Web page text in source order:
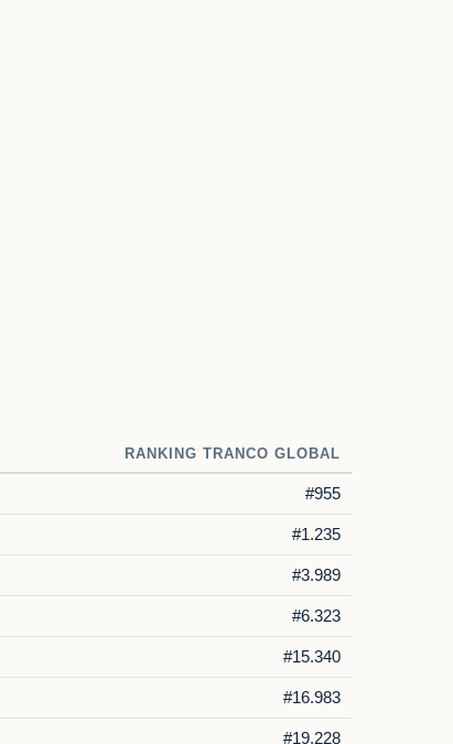
RANKING TRANCO GLOBAL
#955
#1.235
#3.989
#6.323
#15.340
#16.983
#19.228